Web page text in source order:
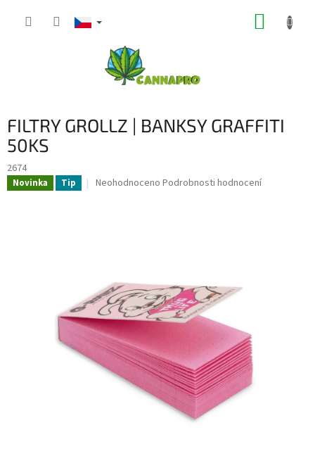
FILTRY GROLLZ | BANKSY GRAFFITI
50KS
2674
Novinka Tip
Průměrné
Neohodnoceno Podrobnosti hodnocení